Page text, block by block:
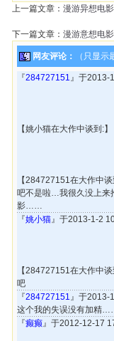
上一篇文章： 漫游异想电
下一篇文章： 漫游意想电
网友评论： （只显
『284727151』于2013-
【姚小猫在大作中谈到:】
【284727151在大作中
吧不是啦…我很久没上来
影……
『姚小猫』于2013-1-2
【284727151在大作中
吧
『284727151』于2013-
这个我的失误没有加精
『癫癫』于2012-12-17